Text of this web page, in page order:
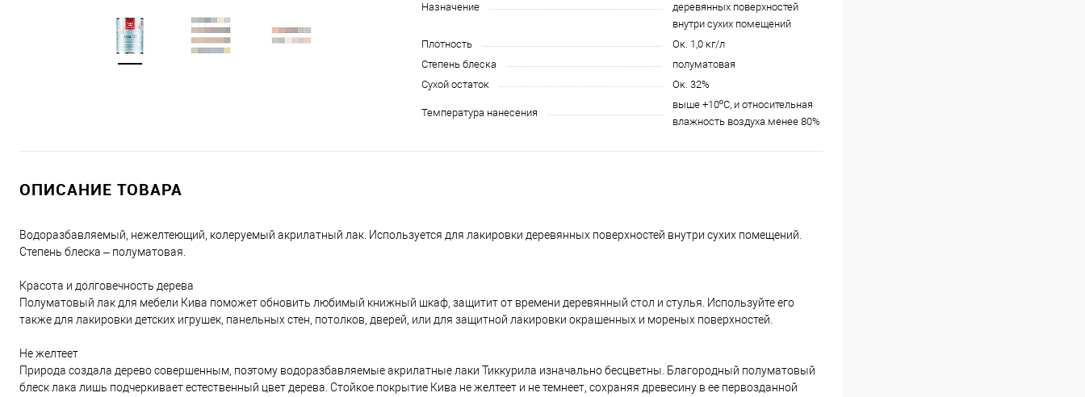
Назначение
деревянных поверхностей
внутри сухих помещений
Плотность
Ок. 1,0 кг/л
Степень блеска
полуматовая
Сухой остаток
Ок. 32%
Температура нанесения
выше +10ºС, и относительная
влажность воздуха менее 80%
ОПИСАНИЕ ТОВАРА
Водоразбавляемый, нежелтеющий, колеруемый акрилатный лак. Используется для лакировки деревянных поверхностей внутри сухих помещений.
Степень блеска – полуматовая.
Красота и долговечность дерева
Полуматовый лак для мебели Кива поможет обновить любимый книжный шкаф, защитит от времени деревянный стол и стулья. Используйте его
также для лакировки детских игрушек, панельных стен, потолков, дверей, или для защитной лакировки окрашенных и мореных поверхностей.
Не желтеет
Природа создала дерево совершенным, поэтому водоразбавляемые акрилатные лаки Тиккурила изначально бесцветны. Благородный полуматовый
блеск лака лишь подчеркивает естественный цвет дерева. Стойкое покрытие Кива не желтеет и не темнеет, сохраняя древесину в ее первозданной